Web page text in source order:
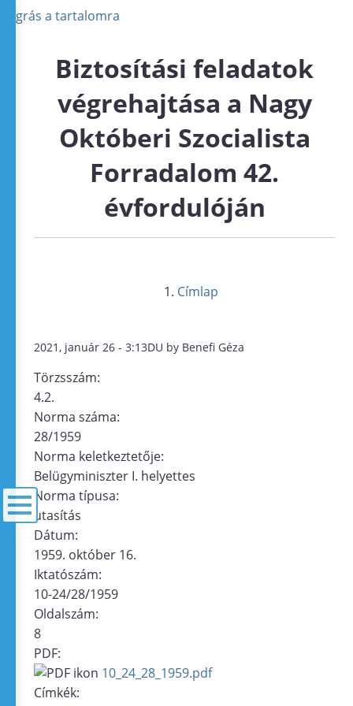
Ugrás a tartalomra
Biztosítási feladatok
végrehajtása a Nagy
Októberi Szocialista
Forradalom 42.
évfordulóján
Címlap
2021, január 26 - 3:13DU by Benefi Géza
Törzsszám:
4.2.
Norma száma:
28/1959
Norma keletkeztetője:
Belügyminiszter I. helyettes
Norma típusa:
utasítás
Dátum:
1959. október 16.
Iktatószám:
10-24/28/1959
Oldalszám:
8
PDF:
10_24_28_1959.pdf
Címkék: